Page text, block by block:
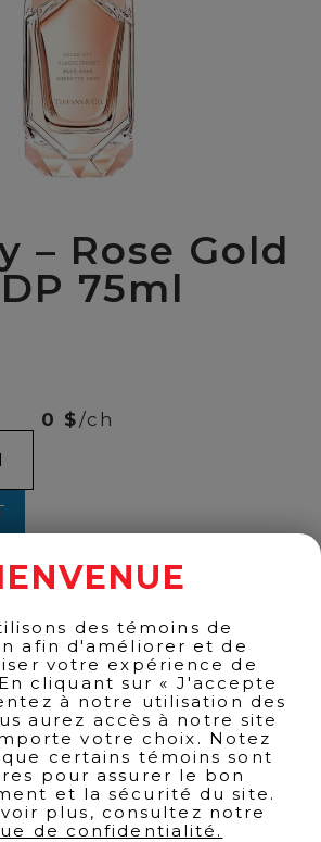
– Rose Gold
75ml
0 $ /ch
des témoins de
afin d'améliorer et de
votre expérience de
cliquant sur « J'accepte
à notre utilisation des
aurez accès à notre site
votre choix. Notez
certains témoins sont
pour assurer le bon
et la sécurité du site.
plus, consultez notre
de confidentialité.